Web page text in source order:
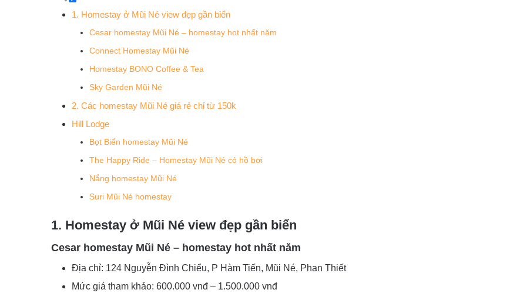
1. Homestay ở Mũi Né view đẹp gần biển
Cesar homestay Mũi Né – homestay hot nhất năm
Connect Homestay Mũi Né
Homestay BONO Coffee & Tea
Sky Garden Mũi Né
2. Các homestay Mũi Né giá rẻ chỉ từ 150k
Hill Lodge
Bọt Biển homestay Mũi Né
The Happy Ride – Homestay Mũi Né có hồ bơi
Nắng homestay Mũi Né
Suri Mũi Né homestay
1. Homestay ở Mũi Né view đẹp gần biển
Cesar homestay Mũi Né – homestay hot nhất năm
Địa chỉ: 124 Nguyễn Đình Chiểu, P Hàm Tiến, Mũi Né, Phan Thiết
Mức giá tham khảo: 600.000 vnđ – 1.500.000 vnđ